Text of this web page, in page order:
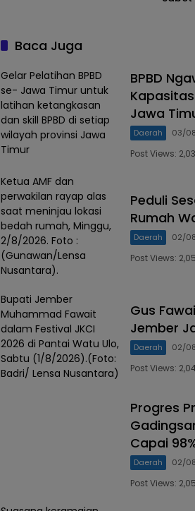
Baca Juga
Gelar Pelatihan BPBD
se- Jawa Timur untuk
latihan ketangkasan
dan skill BPBD di setiap
wilayah provinsi Jawa
Timur
BPBD
Jawa
Daerah 03/
Post Views:
Ketua AMF dan
perwakilan rayap alas
saat meninjau lokasi
bedah rumah, Minggu,
2/8/2026. Foto :
(Gunawan/Lensa
Nusantara).
Peduli
Rumah
Daerah 02/
Post Views:
Bupati Jember
Muhammad Fawait
dalam Festival JKCI
2026 di Pantai Watu Ulo,
Sabtu (1/8/2026).(Foto:
Badri/ Lensa Nusantara)
Gus
Jember
Daerah 02/
Post Views:
Progres
Capai
Daerah 02/
Post Views: